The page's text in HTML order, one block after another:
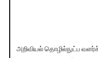
அறிவியல் தொழில்நுட்ப